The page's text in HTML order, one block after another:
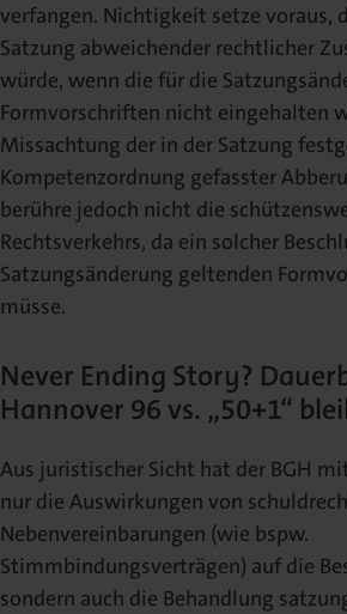
verfangen. Nichtigkeit setze voraus,
Satzung abweichender rechtlicher
würde, wenn die für die
Formvorschriften nicht eingehalten
Missachtung der in der Satzung
Kompetenzordnung gefasster
berühre jedoch nicht die
Rechtsverkehrs, da ein solcher
Satzungsänderung geltenden
müsse.
Never Ending Story?
Hannover 96 vs. „50+1“
Aus juristischer Sicht hat der BGH
nur die Auswirkungen von
Nebenvereinbarungen (wie bspw.
Stimmbindungsverträgen) auf die
sondern auch die Behandlung